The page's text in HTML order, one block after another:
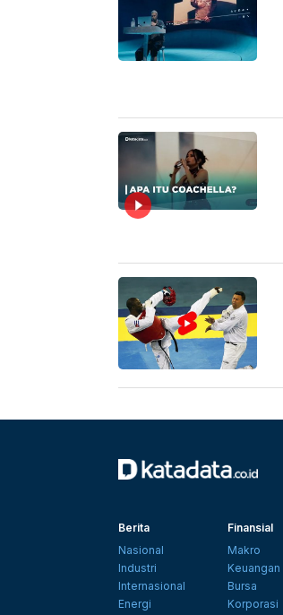
Berita
Nasional
Industri
Internasional
Energi
Finansial
Makro
Keuangan
Bursa
Korporasi